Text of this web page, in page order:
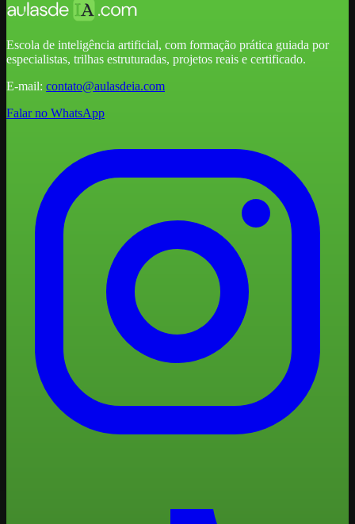
Escola de inteligência artificial, com formação prática guiada por
especialistas, trilhas estruturadas, projetos reais e certificado.
E-mail: contato@aulasdeia.com
Falar no WhatsApp